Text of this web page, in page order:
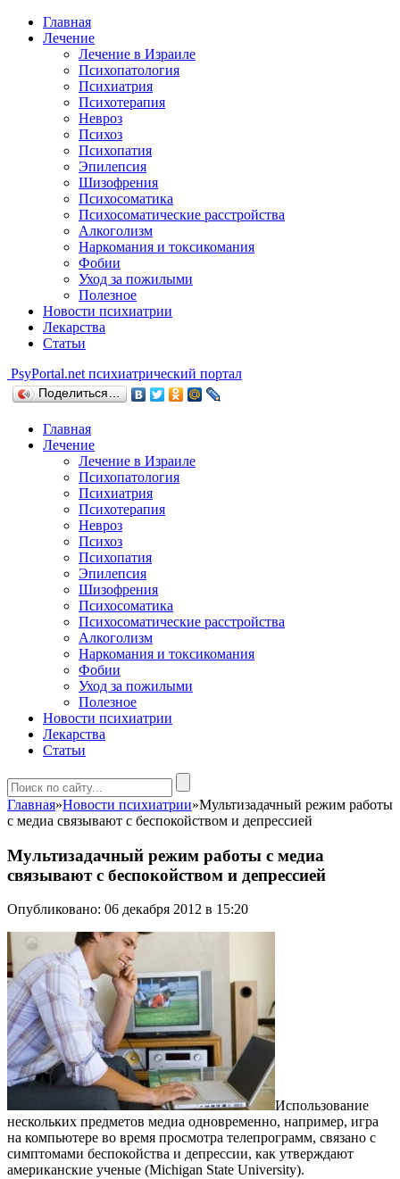
Главная
Лечение
Лечение в Израиле
Психопатология
Психиатрия
Психотерапия
Невроз
Психоз
Психопатия
Эпилепсия
Шизофрения
Психосоматика
Психосоматические расстройства
Алкоголизм
Наркомания и токсикомания
Фобии
Уход за пожилыми
Полезное
Новости психиатрии
Лекарства
Статьи
PsyPortal.net психиатрический портал
Поделиться…
Главная
Лечение
Лечение в Израиле
Психопатология
Психиатрия
Психотерапия
Невроз
Психоз
Психопатия
Эпилепсия
Шизофрения
Психосоматика
Психосоматические расстройства
Алкоголизм
Наркомания и токсикомания
Фобии
Уход за пожилыми
Полезное
Новости психиатрии
Лекарства
Статьи
Главная»Новости психиатрии»Мультизадачный режим работы
с медиа связывают с беспокойством и депрессией
Мультизадачный режим работы с медиа
связывают с беспокойством и депрессией
Опубликовано: 06 декабря 2012 в 15:20
Использование
нескольких предметов медиа одновременно, например, игра
на компьютере во время просмотра телепрограмм, связано с
симптомами беспокойства и депрессии, как утверждают
американские ученые (Michigan State University).